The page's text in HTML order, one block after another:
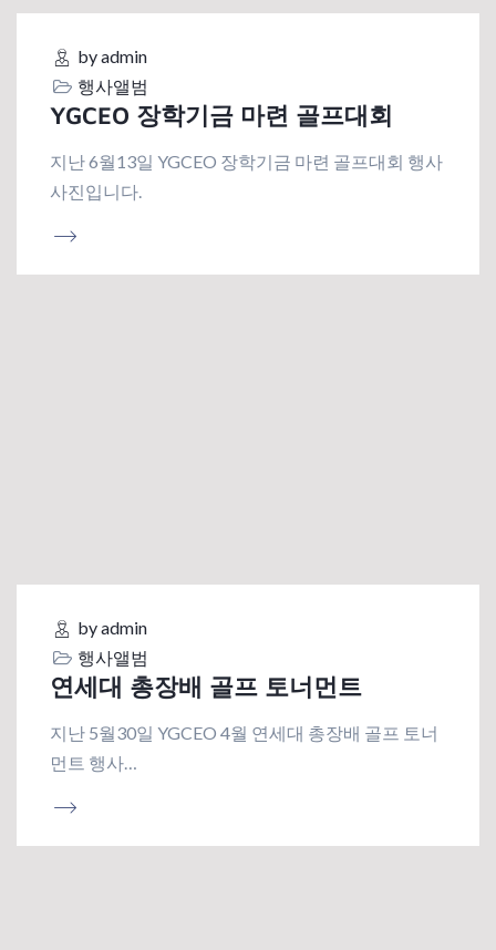
by admin
행사앨범
YGCEO 장학기금 마련 골프대회
지난 6월13일 YGCEO 장학기금 마련 골프대회 행사
사진입니다.
by admin
행사앨범
연세대 총장배 골프 토너먼트
지난 5월30일 YGCEO 4월 연세대 총장배 골프 토너
먼트 행사…